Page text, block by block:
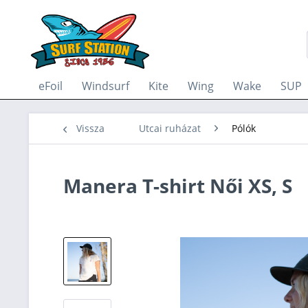
eFoil Windsurf Kite Wing Wake SUP
Vissza Utcai ruházat Pólók
Manera T-shirt Női XS, S